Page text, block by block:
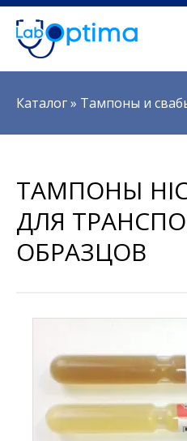
Вы здесь
Каталог» Тампоны и
ТАМПОНЫ
ДЛЯ
ОБРАЗЦОВ